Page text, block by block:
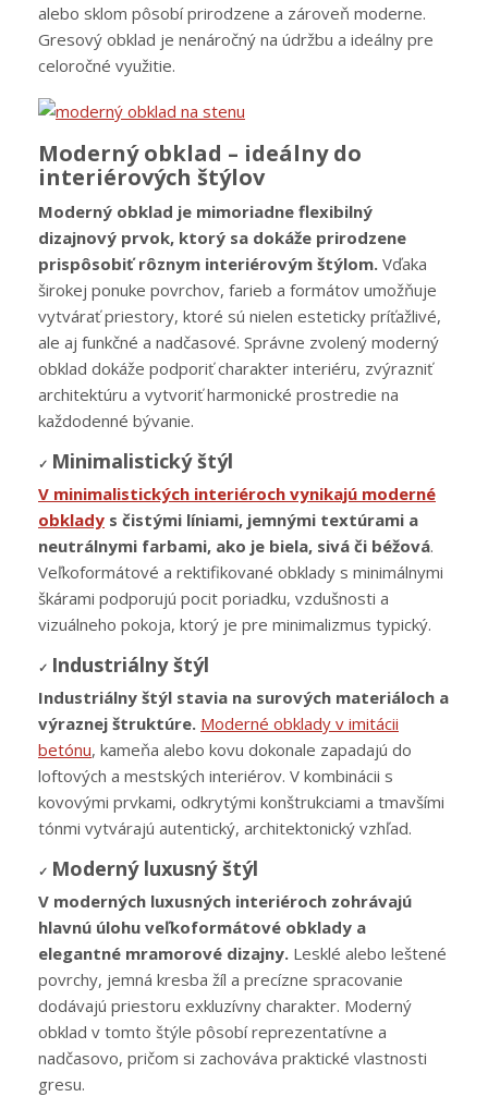
alebo sklom pôsobí prirodzene a zároveň moderne.
Gresový obklad je nenáročný na údržbu a ideálny pre
celoročné využitie.
Moderný obklad – ideálny do
interiérových štýlov
Moderný obklad je mimoriadne flexibilný
dizajnový prvok, ktorý sa dokáže prirodzene
prispôsobiť rôznym interiérovým štýlom. Vďaka
širokej ponuke povrchov, farieb a formátov umožňuje
vytvárať priestory, ktoré sú nielen esteticky príťažlivé,
ale aj funkčné a nadčasové. Správne zvolený moderný
obklad dokáže podporiť charakter interiéru, zvýrazniť
architektúru a vytvoriť harmonické prostredie na
každodenné bývanie.
✓ Minimalistický štýl
V minimalistických interiéroch vynikajú moderné
obklady s čistými líniami, jemnými textúrami a
neutrálnymi farbami, ako je biela, sivá či béžová.
Veľkoformátové a rektifikované obklady s minimálnymi
škárami podporujú pocit poriadku, vzdušnosti a
vizuálneho pokoja, ktorý je pre minimalizmus typický.
✓ Industriálny štýl
Industriálny štýl stavia na surových materiáloch a
výraznej štruktúre. Moderné obklady v imitácii
betónu, kameňa alebo kovu dokonale zapadajú do
loftových a mestských interiérov. V kombinácii s
kovovými prvkami, odkrytými konštrukciami a tmavšími
tónmi vytvárajú autentický, architektonický vzhľad.
✓ Moderný luxusný štýl
V moderných luxusných interiéroch zohrávajú
hlavnú úlohu veľkoformátové obklady a
elegantné mramorové dizajny. Lesklé alebo leštené
povrchy, jemná kresba žíl a precízne spracovanie
dodávajú priestoru exkluzívny charakter. Moderný
obklad v tomto štýle pôsobí reprezentatívne a
nadčasovo, pričom si zachováva praktické vlastnosti
gresu.